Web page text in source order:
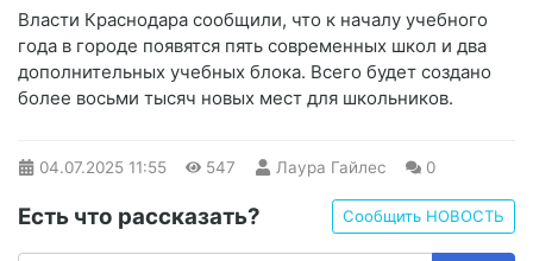
Власти Краснодара сообщили, что к началу учебного
года в городе появятся пять современных школ и два
дополнительных учебных блока. Всего будет создано
более восьми тысяч новых мест для школьников.
04.07.2025 11:55 547 Лаура Гайлес 0
Есть что рассказать? Сообщить НОВОСТЬ